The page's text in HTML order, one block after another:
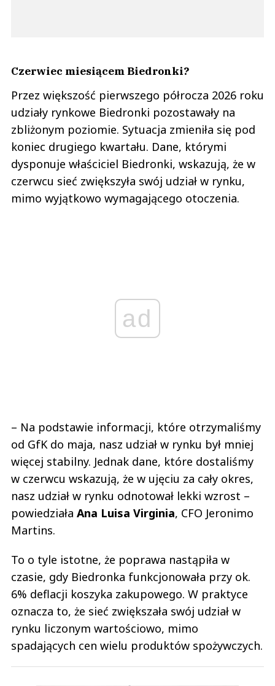
Czerwiec miesiącem Biedronki?
Przez większość pierwszego półrocza 2026 roku
udziały rynkowe Biedronki pozostawały na
zbliżonym poziomie. Sytuacja zmieniła się pod
koniec drugiego kwartału. Dane, którymi
dysponuje właściciel Biedronki, wskazują, że w
czerwcu sieć zwiększyła swój udział w rynku,
mimo wyjątkowo wymagającego otoczenia.
ad
– Na podstawie informacji, które otrzymaliśmy
od GfK do maja, nasz udział w rynku był mniej
więcej stabilny. Jednak dane, które dostaliśmy
w czerwcu wskazują, że w ujęciu za cały okres,
nasz udział w rynku odnotował lekki wzrost –
powiedziała Ana Luisa Virginia, CFO Jeronimo
Martins.
To o tyle istotne, że poprawa nastąpiła w
czasie, gdy Biedronka funkcjonowała przy ok.
6% deflacji koszyka zakupowego. W praktyce
oznacza to, że sieć zwiększała swój udział w
rynku liczonym wartościowo, mimo
spadających cen wielu produktów spożywczych.